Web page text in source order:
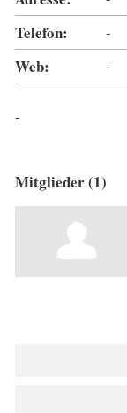
Telefon: -
Web: -
-
Mitglieder (1)